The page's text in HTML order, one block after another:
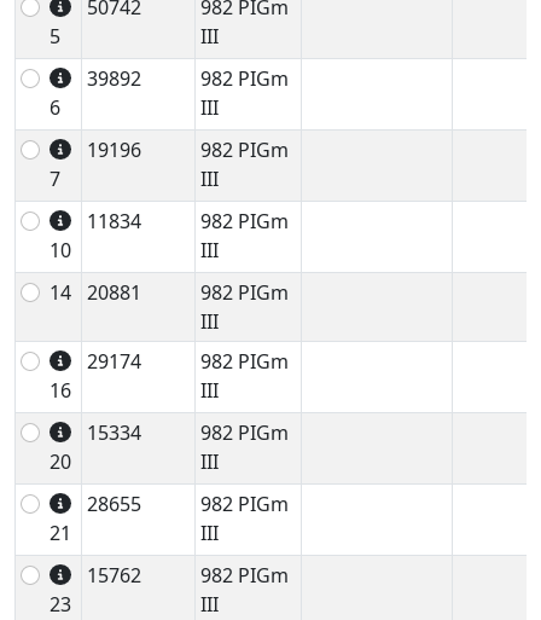
5
50742
982 PIGm
III
6
39892
982 PIGm
III
7
19196
982 PIGm
III
10
11834
982 PIGm
III
14 20881
982 PIGm
III
16
29174
982 PIGm
III
20
15334
982 PIGm
III
21
28655
982 PIGm
III
23
15762
982 PIGm
III